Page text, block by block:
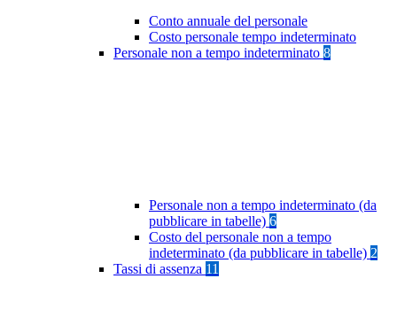
Conto annuale del personale
Costo personale tempo indeterminato
Personale non a tempo indeterminato 8
Personale non a tempo indeterminato (da
pubblicare in tabelle) 6
Costo del personale non a tempo
indeterminato (da pubblicare in tabelle) 2
Tassi di assenza 11